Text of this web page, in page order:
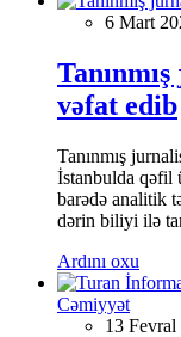
6 Mart
vəfat edib
Tanınmış
İstanbulda qəfil
barədə analitik
dərin biliyi ilə
Ardını oxu
Cəmiyyət
13